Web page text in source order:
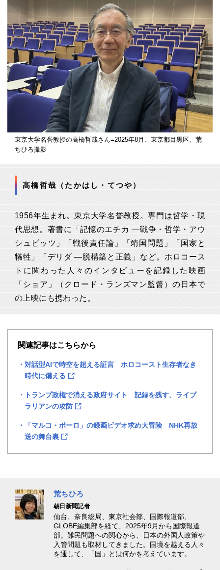
東京大学名誉教授の高橋哲哉さん=2025年8月、東京都目黒区、荒
ちひろ撮影
高橋哲哉（たかはし・てつや）
1956年生まれ。東京大学名誉教授。専門は哲学・現
代思想。著書に「記憶のエチカ ―戦争・哲学・アウ
シュビッツ」「戦後責任論」「靖国問題」「国家と
犠牲」「デリダ ―脱構築と正義」など。ホロコース
トに関わった人々のインタビューを記録した映画
「ショア」（クロード・ランズマン監督）の日本で
の上映にも携わった。
関連記事はこちらから
対話型AIで時空を超える証言 ホロコースト生存者なき
時代に備える
トランプ政権で消える政府サイト 記録を残す、ライブ
ラリアンの攻防
「マルコ・ポーロ」の録画ビデオ求め大冒険 NHK再放
送の舞台裏
荒ちひろ
朝日新聞記者
仙台、奈良総局、東京社会部、国際報道部、
GLOBE編集部を経て、2025年9月から国際報道
部。難民問題への関心から、日本の外国人政策や
入管問題も取材してきました。国境を越える人々
を通して、「国」とは何かを考えています。